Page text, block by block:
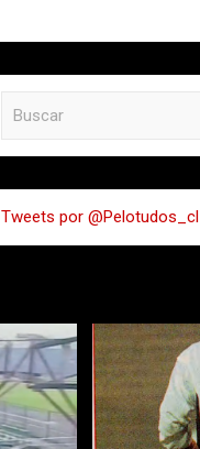
a
r
Tweets por @Pelotudos_cl